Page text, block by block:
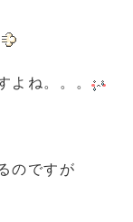
よね。。。
のですが